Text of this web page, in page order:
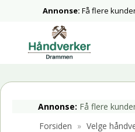
Annonse: Få flere
Annonse: Få flere
Forsiden » Velge